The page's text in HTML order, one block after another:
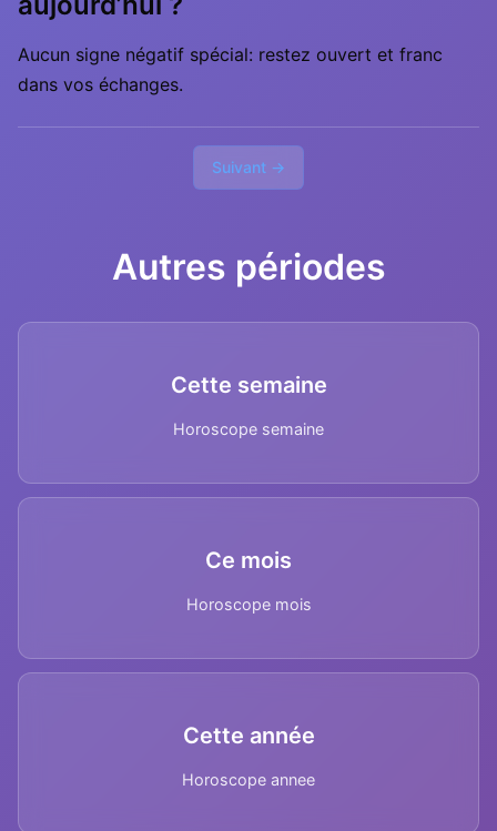
Aucun signe négatif spécial: restez ouvert et franc
dans vos échanges.
Suivant →
Autres périodes
Cette semaine
Horoscope semaine
Ce mois
Horoscope mois
Cette année
Horoscope annee